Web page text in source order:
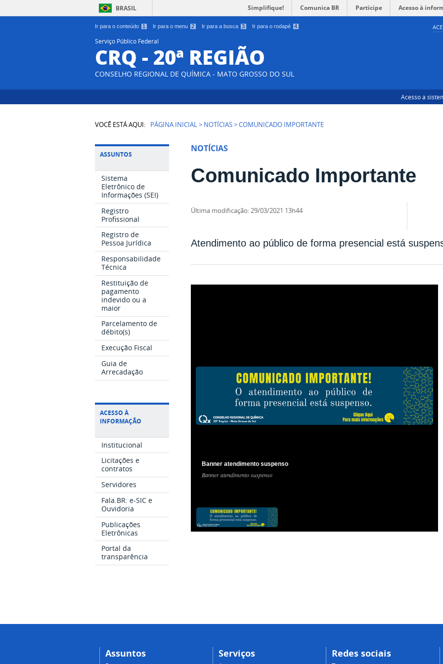
Ir para o conteúdo 1 Ir para o menu 2 Ir para a busca 3 Ir para o rodapé 4
BRASIL Simplifique! Comunica BR Participe Acesso à
Serviço Público Federal
CRQ - 20ª REGIÃO
CONSELHO REGIONAL DE QUÍMICA - MATO GROSSO DO SUL
Acesso a
VOCÊ ESTÁ AQUI: PÁGINA INICIAL> NOTÍCIAS>COMUNICADO IMPORTANTE
ASSUNTOS
Sistema
Eletrônico de
Informações (SEI)
Registro
Profissional
Registro de
Pessoa Jurídica
Responsabilidade
Técnica
Restituição de
pagamento
indevido ou a
maior
Parcelamento de
débito(s)
Execução Fiscal
Guia de
Arrecadação
ACESSO À
INFORMAÇÃO
Institucional
Licitações e
contratos
Servidores
Fala.BR: e-SIC e
Ouvidoria
Publicações
Eletrônicas
Portal da
transparência
NOTÍCIAS
Comunicado Importante
última modificação:29/03/2021 13h44
Atendimento ao público de forma presencial está
Banner atendimento suspenso
Banner atendimento suspenso
Assuntos Serviços Redes sociais